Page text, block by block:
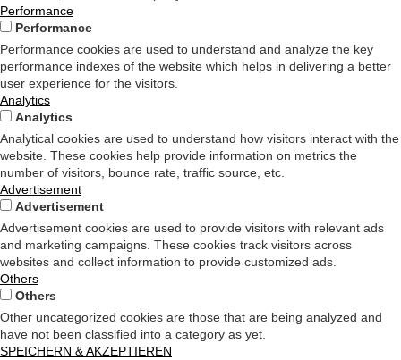
Performance
Performance
Performance cookies are used to understand and analyze the key
performance indexes of the website which helps in delivering a better
user experience for the visitors.
Analytics
Analytics
Analytical cookies are used to understand how visitors interact with the
website. These cookies help provide information on metrics the
number of visitors, bounce rate, traffic source, etc.
Advertisement
Advertisement
Advertisement cookies are used to provide visitors with relevant ads
and marketing campaigns. These cookies track visitors across
websites and collect information to provide customized ads.
Others
Others
Other uncategorized cookies are those that are being analyzed and
have not been classified into a category as yet.
SPEICHERN & AKZEPTIEREN